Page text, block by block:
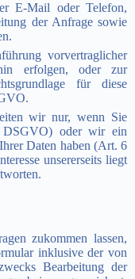
E-Mail oder Telefon,
der Anfrage sowie
vorvertraglicher
erfolgen, oder zur
für diese
wir nur, wenn Sie
oder wir ein
Daten haben (Art. 6
unsererseits liegt
zukommen lassen,
inklusive der von
Bearbeitung der